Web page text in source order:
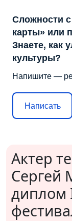
Сложности
карты» или
Знаете, как
культуры?
Напишите —
Написать
Актер
Сергей
диплом